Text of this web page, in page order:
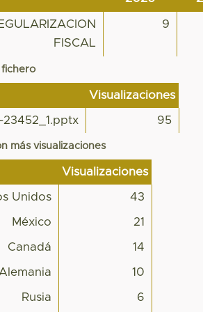
FISCAL
9
fichero
Visualizaciones
23452_1.pptx 95
más visualizaciones
Visualizaciones
Unidos 43
México 21
Canadá 14
Alemania 10
Rusia 6